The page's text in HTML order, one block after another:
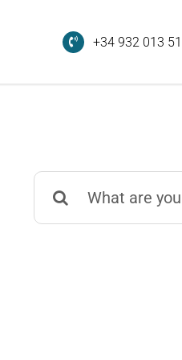
+34 932 013
Search
for: